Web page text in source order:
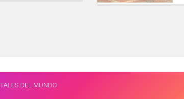
DEL MUNDO